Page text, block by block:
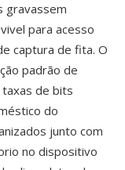
gravassem
para acesso
captura de fita. O
padrão de
taxas de bits
do
junto com
no dispositivo